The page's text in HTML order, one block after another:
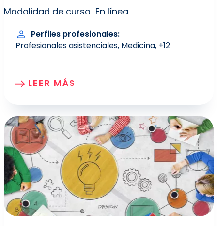
Modalidad de curso En línea
Perfiles profesionales
Profesionales asistenciales Medicina +12
LEER MÁS